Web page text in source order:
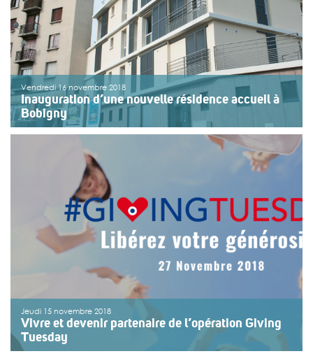
Vendredi 16 novembre 2018
Inauguration d’une nouvelle résidence accueil à
Bobigny
L’association Vivre et devenir – Villepinte – Saint-Michel
a inauguré le 16 novembre la résidence accueil Aux
rives de l’Ourcq à Bobigny (Seine-Saint-Denis).
L’inauguration a eu lieu en présence des résidents et
des différents partenaires du projet dont : le bailleur
Lire la suite
Jeudi 15 novembre 2018
Vivre et devenir partenaire de l’opération Giving
Tuesday